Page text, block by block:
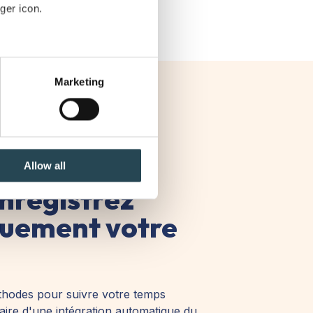
icon.
meters
who may combine it with
Marketing
Allow all
votre
pour suivre votre temps